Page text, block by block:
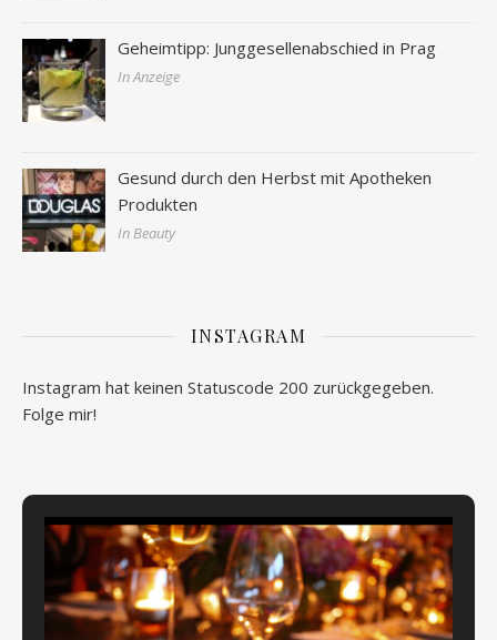
Geheimtipp: Junggesellenabschied in Prag
In Anzeige
Gesund durch den Herbst mit Apotheken
Produkten
In Beauty
INSTAGRAM
Instagram hat keinen Statuscode 200 zurückgegeben.
Folge mir!